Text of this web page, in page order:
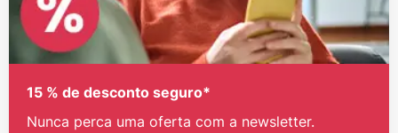
15 % de desconto seguro*
Nunca perca uma oferta com a newsletter.